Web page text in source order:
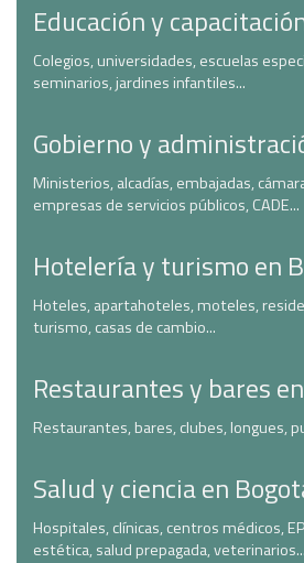
Educación y
Colegios, universidades, escuelas
seminarios, jardines infantiles...
Gobierno y
Ministerios, alcadías, embajadas,
empresas de servicios públicos, CADE...
Hotelería y turismo en
Hoteles, apartahoteles, moteles,
turismo, casas de cambio...
Restaurantes y bares
Restaurantes, bares, clubes, longues,
Salud y ciencia en
Hospitales, clínicas, centros médicos,
estética, salud prepagada, veterinarios...